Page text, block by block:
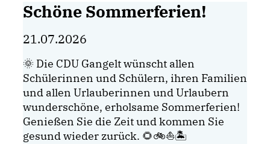
Schöne Sommerferien!
21.07.2026
🌞 Die CDU Gangelt wünscht allen
Schülerinnen und Schülern, ihren Familien
und allen Urlauberinnen und Urlaubern
wunderschöne, erholsame Sommerferien!
Genießen Sie die Zeit und kommen Sie
gesund wieder zurück. 🌻🚲⛵🏝